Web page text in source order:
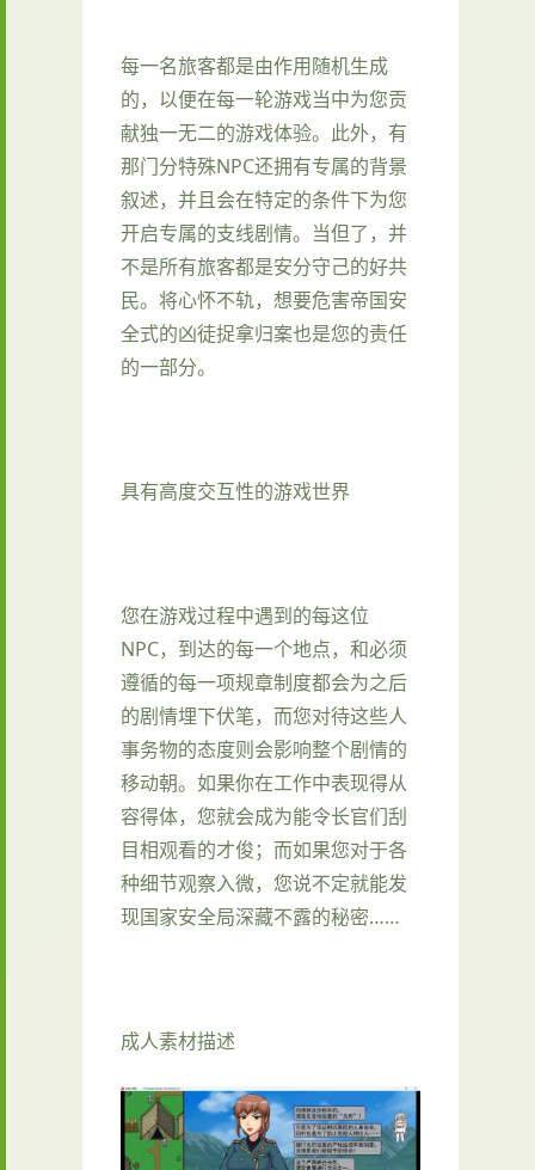
每一名旅客都是由作用随机生成
的，以便在每一轮游戏当中为您贡
献独一无二的游戏体验。此外，有
那门分特殊NPC还拥有专属的背景
叙述，并且会在特定的条件下为您
开启专属的支线剧情。当但了，并
不是所有旅客都是安分守己的好共
民。将心怀不轨，想要危害帝国安
全式的凶徒捉拿归案也是您的责任
的一部分。
具有高度交互性的游戏世界
您在游戏过程中遇到的每这位
NPC，到达的每一个地点，和必须
遵循的每一项规章制度都会为之后
的剧情埋下伏笔，而您对待这些人
事务物的态度则会影响整个剧情的
移动朝。如果你在工作中表现得从
容得体，您就会成为能令长官们刮
目相观看的才俊；而如果您对于各
种细节观察入微，您说不定就能发
现国家安全局深藏不露的秘密……
成人素材描述